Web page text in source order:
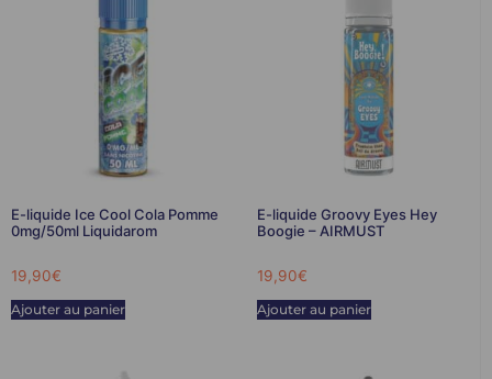
E-liquide Ice Cool Cola Pomme
0mg/50ml Liquidarom
19,90€
Ajouter au panier
E-liquide Groovy Eyes Hey
Boogie – AIRMUST
19,90€
Ajouter au panier